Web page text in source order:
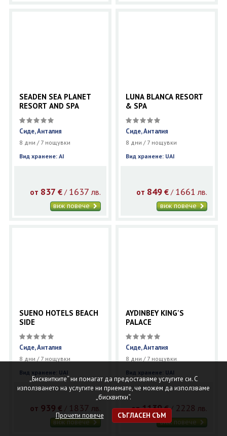
SEADEN SEA PLANET
RESORT AND SPA
Сиде, Анталия
8 дни / 7 нощувки
Вид хранене: AI
от 837 €/ 1637 лв.
виж повече
LUNA BLANCA RESORT
& SPA
Сиде, Анталия
8 дни / 7 нощувки
Вид хранене: UAI
от 849 € / 1661 лв.
виж повече
SUENO HOTELS BEACH
SIDE
Сиде, Анталия
8 дни / 7 нощувки
Вид хранене: UAI
от 939 € / 1837 лв.
виж повече
AYDINBEY KING'S
PALACE
Сиде, Анталия
8 дни / 7 нощувки
Вид хранене: UAI
от1139 €/ 2228 лв.
виж повече
„Бисквитките“ ни помагат да предоставяме услугите си. С
използването на услугите ни приемате, че можем да използваме
„бисквитки“.
Прочети повече СЪГЛАСЕН СЪМ